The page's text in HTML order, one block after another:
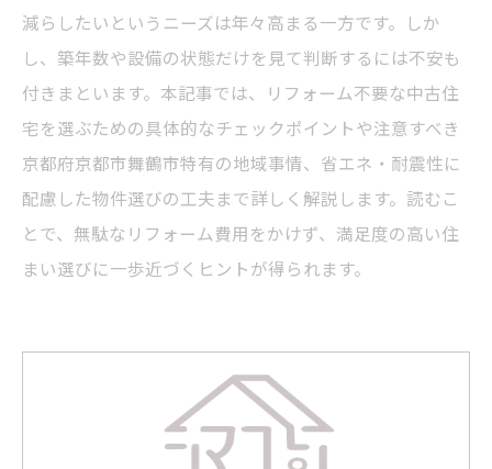
減らしたいというニーズは年々高まる一方です。しか
し、築年数や設備の状態だけを見て判断するには不安も
付きまといます。本記事では、リフォーム不要な中古住
宅を選ぶための具体的なチェックポイントや注意すべき
京都府京都市舞鶴市特有の地域事情、省エネ・耐震性に
配慮した物件選びの工夫まで詳しく解説します。読むこ
とで、無駄なリフォーム費用をかけず、満足度の高い住
まい選びに一歩近づくヒントが得られます。